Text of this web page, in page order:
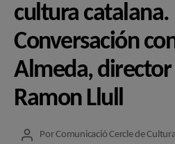
cultura catalana.
Conversación
Almeda,
Ramon Llull
Autor
PorComunicació Cercle de Cultura